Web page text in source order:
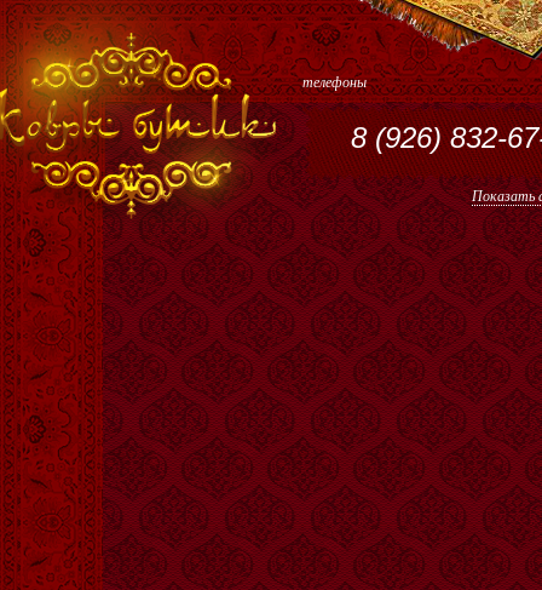
телефоны
8 (926) 832-
Показать